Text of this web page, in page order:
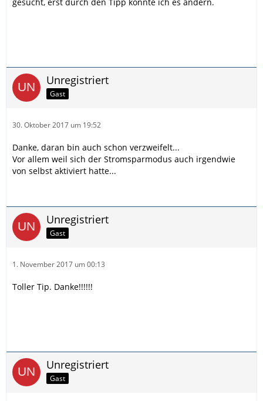
Unregistriert
Gast
30. Oktober 2017 um 19:52
Danke, daran bin auch schon verzweifelt...
Vor allem weil sich der Stromsparmodus auch irgendwie
von selbst aktiviert hatte...
Unregistriert
Gast
1. November 2017 um 00:13
Toller Tip. Danke!!!!!!
Unregistriert
Gast